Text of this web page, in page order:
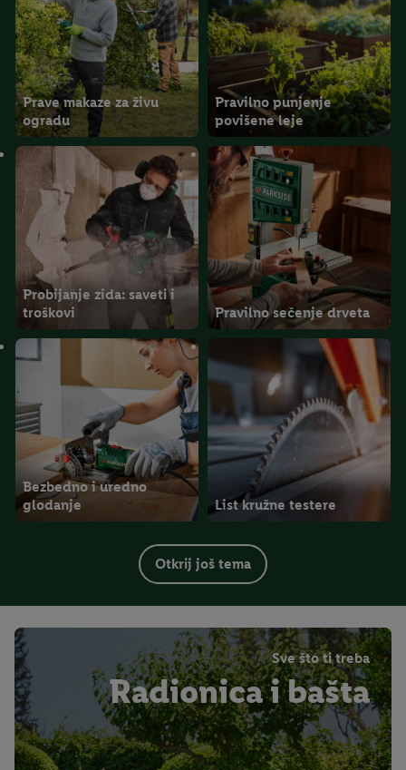
Prave makaze za živu
ogradu
Pravilno punjenje
povišene leje
Probijanje zida: saveti i
troškovi
Pravilno sečenje drveta
Bezbedno i uredno
glodanje
List kružne testere
Otkrij još tema
Sve što ti treba
Radionica i bašta